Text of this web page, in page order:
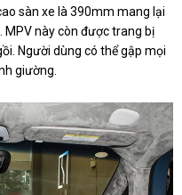
sàn xe là 390mm mang lại
này còn được trang bị
Người dùng có thể gập mọi
giường.